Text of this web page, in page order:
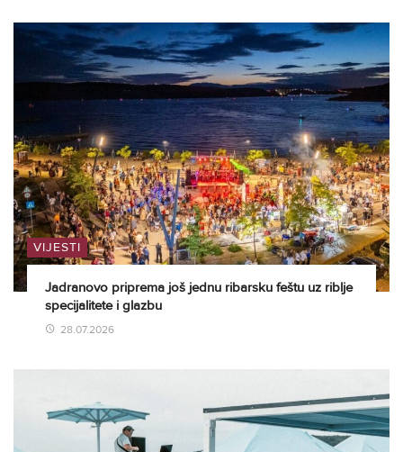
VIJESTI
Jadranovo priprema još jednu ribarsku feštu uz riblje
specijalitete i glazbu
28.07.2026